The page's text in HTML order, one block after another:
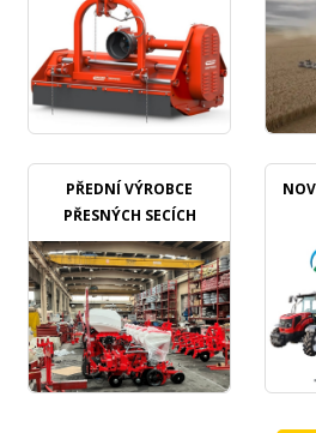
PŘEDNÍ VÝROBCE
PŘESNÝCH SECÍCH
STROJŮ OZDOKEN